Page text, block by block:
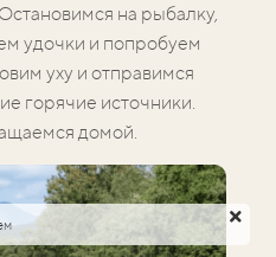
на рыбалку,
удочки и попробуем
уху и отправимся
горячие источники.
домой.